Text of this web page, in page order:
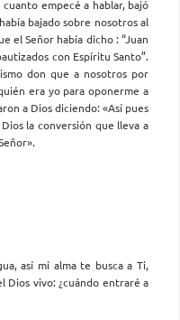
empecé a hablar, bajó
bajado sobre nosotros al
el Señor había dicho : “Juan
con Espíritu Santo”.
don que a nosotros por
era yo para oponerme a
a Dios diciendo: «Así pues
la conver­sión que lleva a
así mi alma te busca a Ti,
Dios vivo: ¿cuándo entraré a